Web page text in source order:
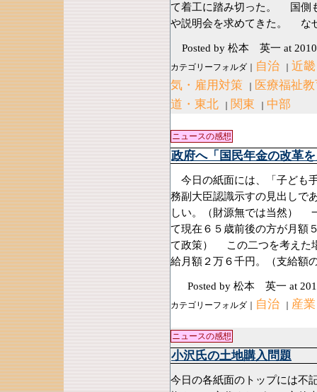
て着工に踏み切った。 国側
や説明会を求めてきた。 な
Posted by 松本 英一 at
カテゴリーフォルダ｜ 自治
近畿
気・雇用対策
医療福祉
道・東北
関東 中部
ニュースの感想
政府へ「国民年金の改革
今日の紙面には、「子ども
務副大臣認識示すの見出しで
しい。（財源無では当然）
て現在６５歳前後の方が月額
て政策） この二つを考えた
給月額２万６千円。（支給額
Posted by 松本 英一 at
カテゴリーフォルダ｜ 自治 産
ニュースの感想
小沢氏の土地購入問題
今日の各紙面のトップには不